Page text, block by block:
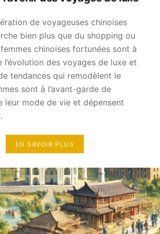
de voyageuses chinoises
bien plus que du shopping ou
chinoises fortunées sont à
l’évolution des voyages de luxe et
tendances qui remodèlent le
sont à l’avant-garde de
leur mode de vie et dépensent
EN SAVOIR PLUS